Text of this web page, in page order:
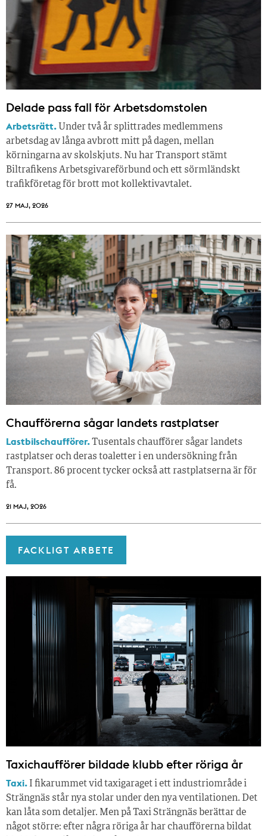
Delade pass fall för Arbetsdomstolen
Arbetsrätt. Under två år splittrades medlemmens
arbetsdag av långa avbrott mitt på dagen, mellan
körningarna av skolskjuts. Nu har Transport stämt
Biltrafikens Arbetsgivareförbund och ett sörmländskt
trafikföretag för brott mot kollektivavtalet.
27 MAJ, 2026
Chaufförerna sågar landets rastplatser
Lastbilschaufförer.Tusentals chaufförer sågar landets
rastplatser och deras toaletter i en undersökning från
Transport. 86 procent tycker också att rastplatserna är för
få.
21 MAJ, 2026
FACKLIGT ARBETE
Taxichaufförer bildade klubb efter röriga år
Taxi. I fikarummet vid taxigaraget i ett industriområde i
Strängnäs står nya stolar under den nya ventilationen. Det
kan låta som detaljer. Men på Taxi Strängnäs berättar de
något större: efter några röriga år har chaufförerna bildat